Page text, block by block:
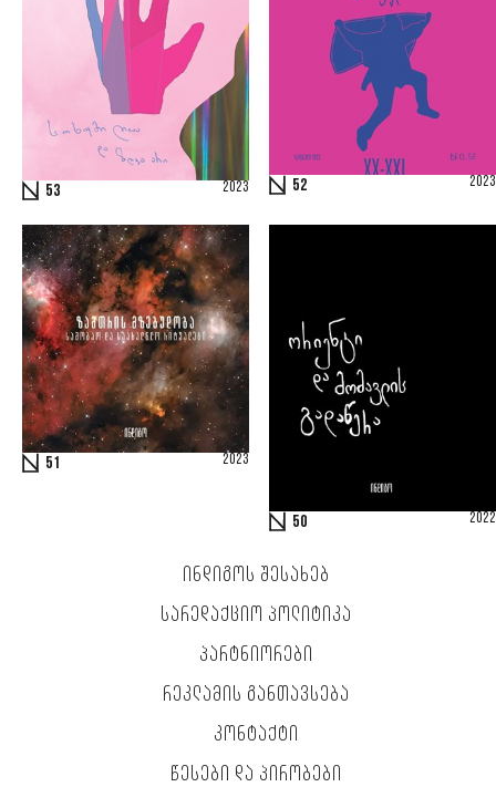
53 2023 52 2023
51 2023
50 2022
ᲘᲜᲓᲘᲒᲝᲡ ᲨᲔᲡᲐᲮᲔᲑ
ᲡᲐᲠᲔᲓᲐᲥᲪᲘᲝ ᲞᲝᲚᲘᲢᲘᲙᲐ
ᲞᲐᲠᲢᲜᲘᲝᲠᲔᲑᲘ
ᲠᲔᲙᲚᲐᲛᲘᲡ ᲒᲐᲜᲗᲐᲕᲡᲔᲑᲐ
ᲙᲝᲜᲢᲐᲥᲢᲘ
ᲬᲔᲡᲔᲑᲘ ᲓᲐ ᲞᲘᲠᲝᲑᲔᲑᲘ